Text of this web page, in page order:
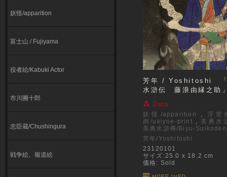
妖怪/apparition
富士山 / Fujiyama
役者絵/Kabuki Actor
市川團十郎
忠臣蔵/Chushingura
戦争絵、報道絵
芳年 / Yoshitoshi 「
水滸伝 藤浪由縁之助
妖怪/apparition , 浮世
画/ukiyoe-print , 美勇水
美勇水滸傳/Biyu-Suikoden
芳年/Yoshitoshi
23120101
サイズ:25.0 x 18.2 cm
価格: Sold